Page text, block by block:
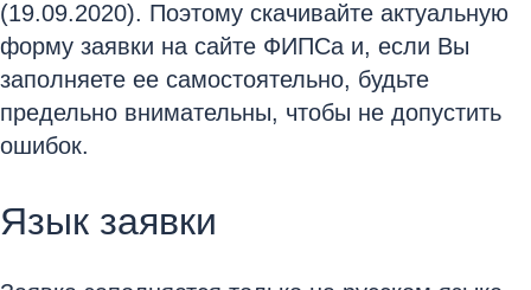
(19.09.2020). Поэтому скачивайте актуальную
форму заявки на сайте ФИПСа и, если Вы
заполняете ее самостоятельно, будьте
предельно внимательны, чтобы не допустить
ошибок.
Язык заявки